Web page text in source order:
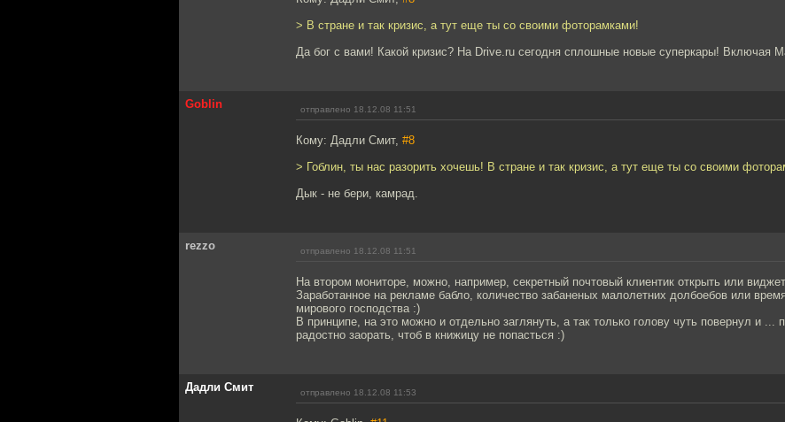
> В стране и так кризис, а тут еще ты со своими фоторамками!
Да бог с вами! Какой кризис? На Drive.ru сегодня сплошные новые суперкары! Включая
Goblin отправлено 18.12.08 11:51
Кому: Дадли Смит, #8
> Гоблин, ты нас разорить хочешь! В стране и так кризис, а тут еще ты со своими
Дык - не бери, камрад.
rezzo отправлено 18.12.08 11:51
На втором мониторе, можно, например, секретный почтовый клиентик открыть или
Заработанное на рекламе бабло, количество забаненых малолетних долбоебов или
мирового господства :)
В принципе, на это можно и отдельно заглянуть, а так только голову чуть повернул и
радостно заорать, чтоб в книжицу не попасться :)
Дадли Смит отправлено 18.12.08 11:53